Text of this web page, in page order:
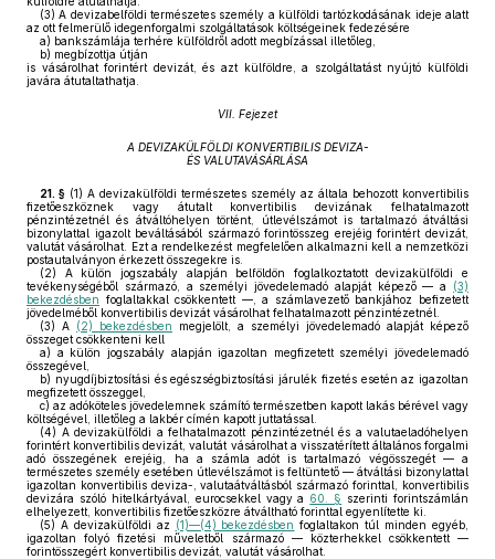
(3) A devizabelföldi természetes személy a külföldi tartózkodásának ideje alatt
az ott felmerülő idegenforgalmi szolgáltatások költségeinek fedezésére
a) bankszámlája terhére külföldről adott megbízással illetőleg,
b) megbízottja útján
is vásárolhat forintért devizát, és azt külföldre, a szolgáltatást nyújtó külföldi
javára átutaltathatja.
VII. Fejezet
A DEVIZAKÜLFÖLDI KONVERTIBILIS DEVIZA-
ÉS VALUTAVÁSÁRLÁSA
21. § (1) A devizakülföldi természetes személy az általa behozott konvertibilis
fizetőeszköznek vagy átutalt konvertibilis devizának felhatalmazott
pénzintézetnél és átváltóhelyen történt, útlevélszámot is tartalmazó átváltási
bizonylattal igazolt beváltásából származó forintösszeg erejéig forintért devizát,
valutát vásárolhat. Ezt a rendelkezést megfelelően alkalmazni kell a nemzetközi
postautalványon érkezett összegekre is.
(2) A külön jogszabály alapján belföldön foglalkoztatott devizakülföldi e
tevékenységéből származó, a személyi jövedelemadó alapját képező — a (3)
bekezdésben foglaltakkal csökkentett —, a számlavezető bankjához befizetett
jövedelméből konvertibilis devizát vásárolhat felhatalmazott pénzintézetnél.
(3) A (2) bekezdésben megjelölt, a személyi jövedelemadó alapját képező
összeget csökkenteni kell
a) a külön jogszabály alapján igazoltan megfizetett személyi jövedelemadó
összegével,
b) nyugdíjbiztosítási és egészségbiztosítási járulék fizetés esetén az igazoltan
megfizetett összeggel,
c) az adóköteles jövedelemnek számító természetben kapott lakás bérével vagy
költségével, illetőleg a lakbér címén kapott juttatással.
(4) A devizakülföldi a felhatalmazott pénzintézetnél és a valutaeladóhelyen
forintért konvertibilis devizát, valutát vásárolhat a visszatérített általános forgalmi
adó összegének erejéig, ha a számla adót is tartalmazó végösszegét — a
természetes személy esetében útlevélszámot is feltüntető — átváltási bizonylattal
igazoltan konvertibilis deviza-, valutaátváltásból származó forinttal, konvertibilis
devizára szóló hitelkártyával, eurocsekkel vagy a 60. § szerinti forintszámlán
elhelyezett, konvertibilis fizetőeszközre átváltható forinttal egyenlítette ki.
(5) A devizakülföldi az (1)—(4) bekezdésben foglaltakon túl minden egyéb,
igazoltan folyó fizetési műveletből származó — közterhekkel csökkentett —
forintösszegért konvertibilis devizát, valutát vásárolhat.